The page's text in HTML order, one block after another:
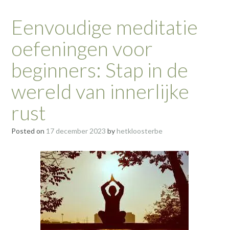
Eenvoudige meditatie
oefeningen voor
beginners: Stap in de
wereld van innerlijke
rust
Posted on 17 december 2023 byhetkloosterbe